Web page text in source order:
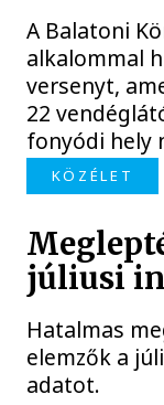
A Balatoni
alkalommal
versenyt,
22
fonyódi hely
KÖZÉLET
júliusi
Hatalmas
elemzők a
adatot.